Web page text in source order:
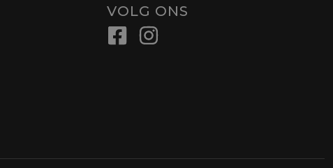
VOLG ONS